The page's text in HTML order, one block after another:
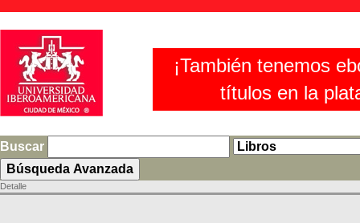
¡También tenemos
títulos en la
Buscar
Detalle